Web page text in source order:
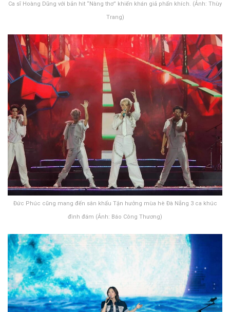
Ca sĩ Hoàng Dũng với bản hit “Nàng thơ” khiến khán giả phấn khích. (Ảnh: Thùy
Trang)
Đức Phúc cũng mang đến sân khấu Tận hưởng mùa hè Đà Nẵng 3 ca khúc
đình đám (Ảnh: Báo Công Thương)